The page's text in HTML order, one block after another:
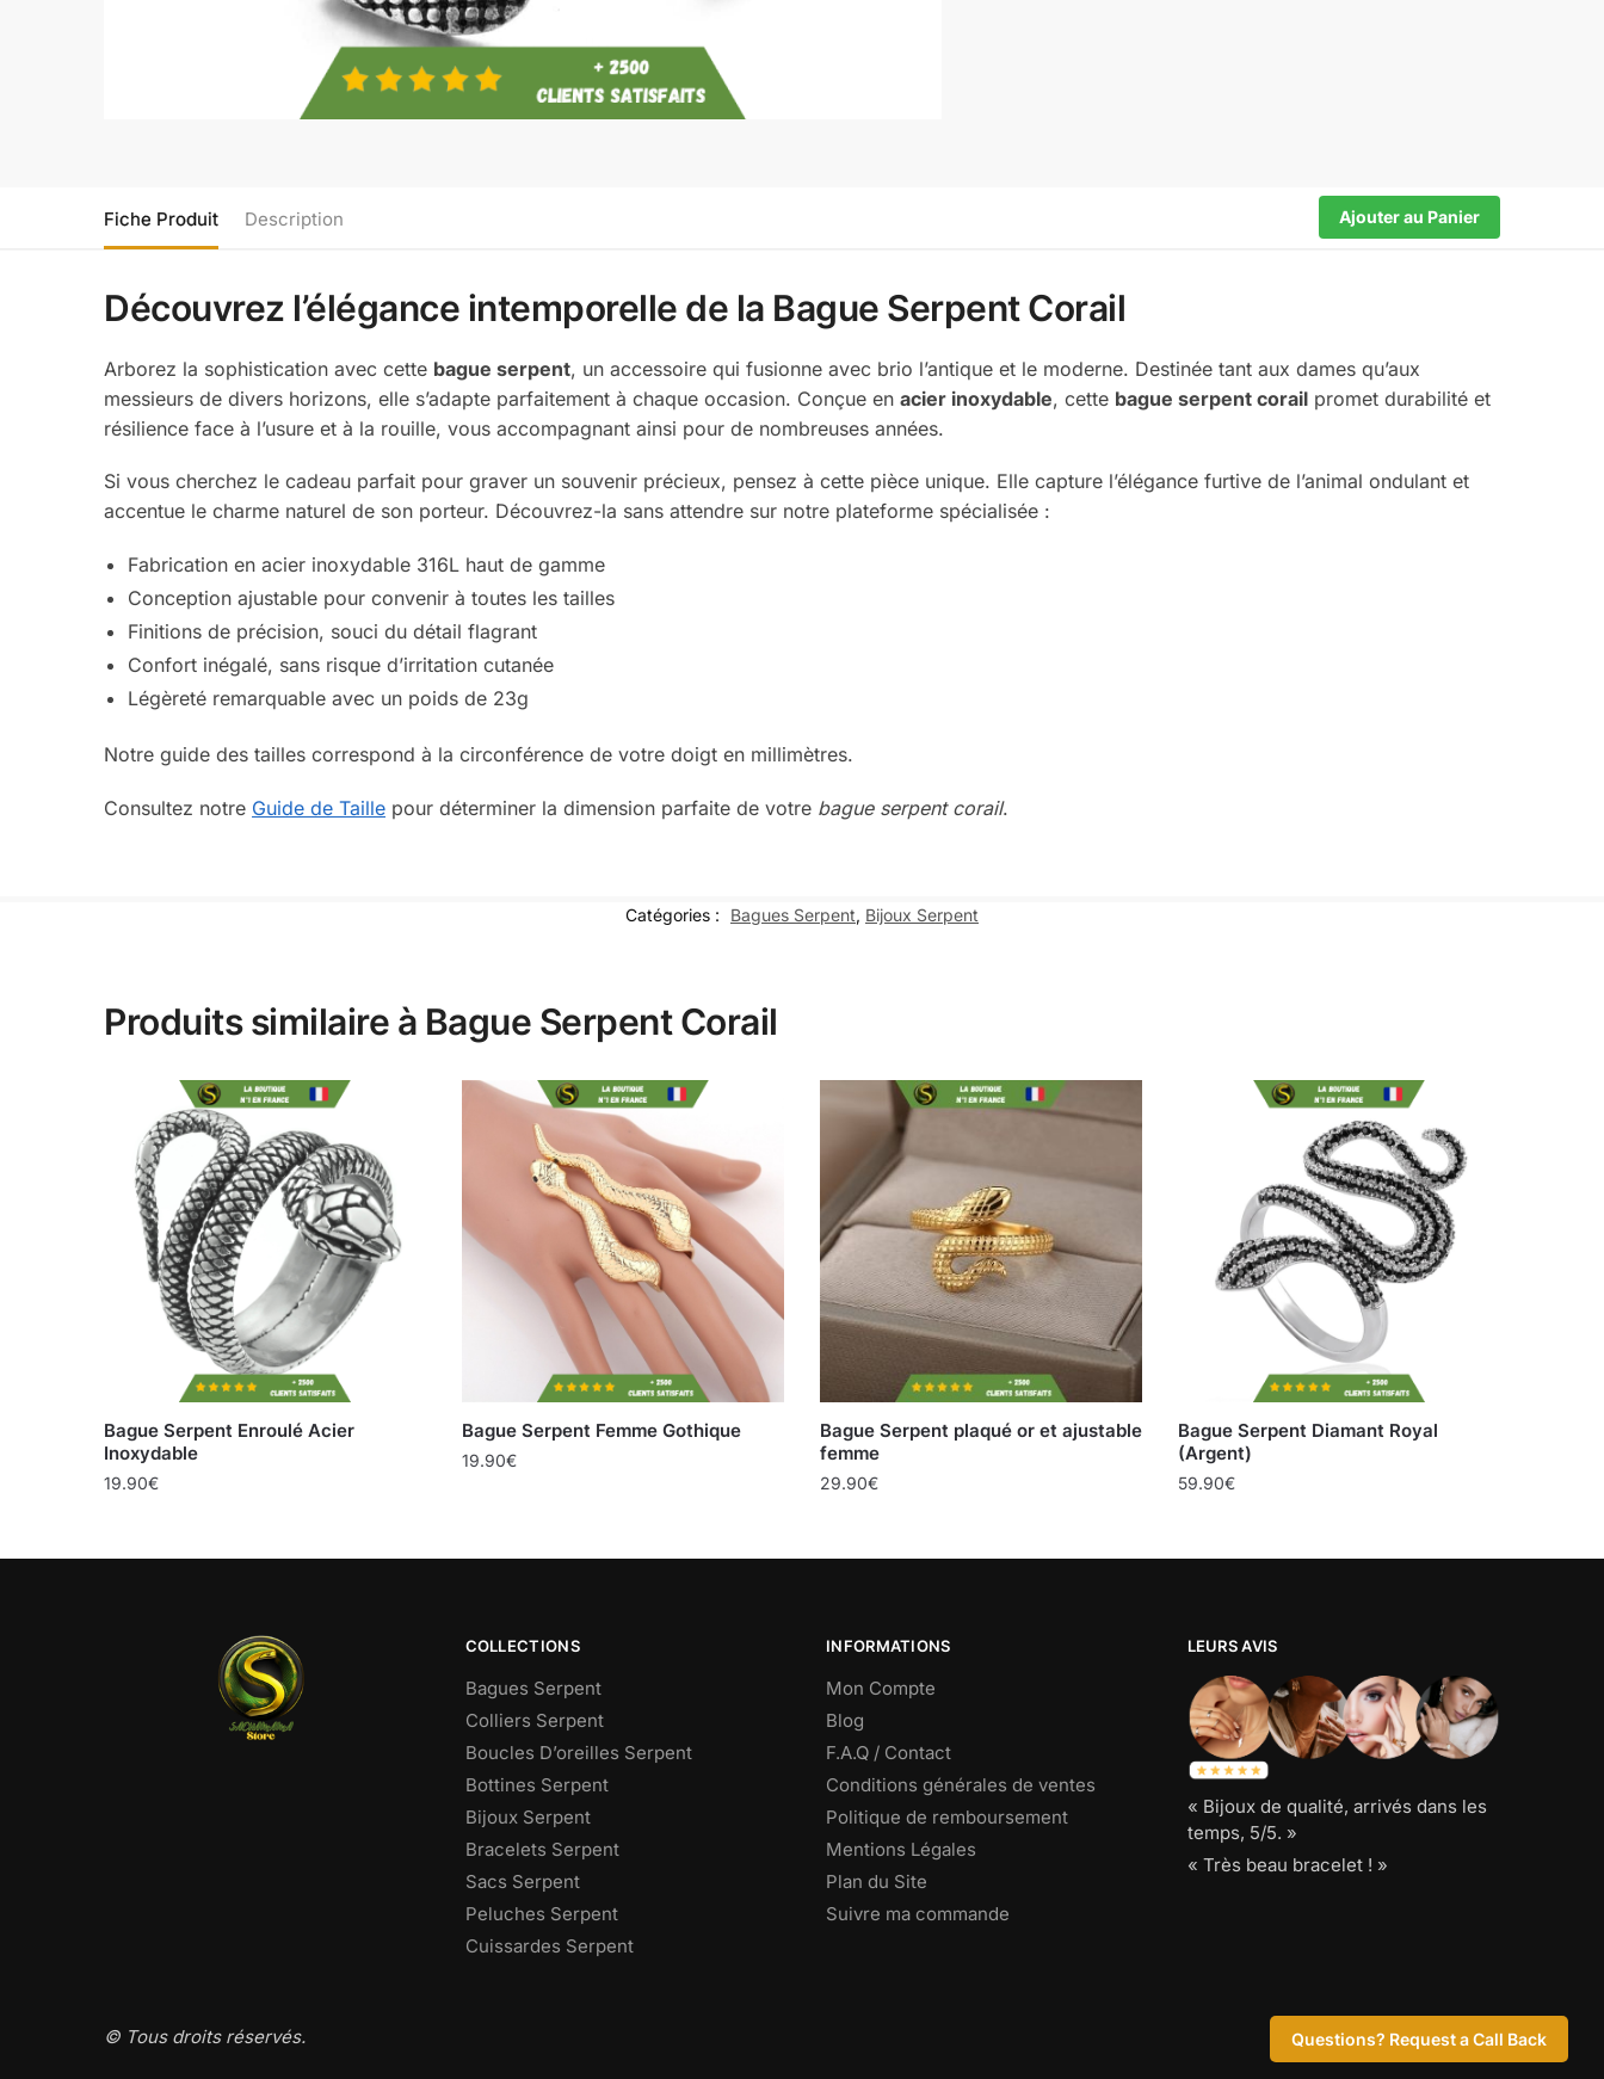
Questions? Request a Call Back
Fiche Produit Description Ajouter au Panier
Découvrez l’élégance intemporelle de la Bague Serpent Corail
Arborez la sophistication avec cette bague serpent, un accessoire qui fusionne avec brio l’antique et le moderne. Destinée tant aux dames qu’aux
messieurs de divers horizons, elle s’adapte parfaitement à chaque occasion. Conçue enacier inoxydable, cette bague serpent corail promet durabilité et
résilience face à l’usure et à la rouille, vous accompagnant ainsi pour de nombreuses années.
Si vous cherchez le cadeau parfait pour graver un souvenir précieux, pensez à cette pièce unique. Elle capture l’élégance furtive de l’animal ondulant et
accentue le charme naturel de son porteur. Découvrez-la sans attendre sur notre plateforme spécialisée :
Fabrication en acier inoxydable 316L haut de gamme
Conception ajustable pour convenir à toutes les tailles
Finitions de précision, souci du détail flagrant
Confort inégalé, sans risque d’irritation cutanée
Légèreté remarquable avec un poids de 23g
Notre guide des tailles correspond à la circonférence de votre doigt en millimètres.
Consultez notre Guide de Taille pour déterminer la dimension parfaite de votre bague serpent corail.
Catégories : Bagues Serpent, Bijoux Serpent
Produits similaire à Bague Serpent Corail
Bague Serpent Enroulé Acier
Inoxydable
19.90€
Bague Serpent Femme Gothique
19.90€
Bague Serpent plaqué or et ajustable
femme
29.90€
Bague Serpent Diamant Royal
(Argent)
59.90€
COLLECTIONS
Bagues Serpent
Colliers Serpent
Boucles D’oreilles Serpent
Bottines Serpent
Bijoux Serpent
Bracelets Serpent
Sacs Serpent
Peluches Serpent
Cuissardes Serpent
INFORMATIONS
Mon Compte
Blog
F.A.Q / Contact
Conditions générales de ventes
Politique de remboursement
Mentions Légales
Plan du Site
Suivre ma commande
LEURS AVIS
« Bijoux de qualité, arrivés dans les
temps, 5/5. »
« Très beau bracelet ! »
© Tous droits réservés. Bijoux Serpent.